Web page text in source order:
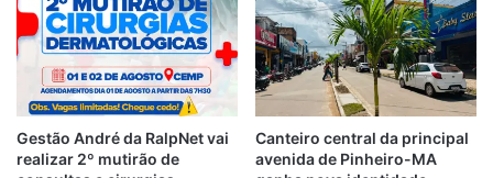
oficializa chapa de
Luciano Genésio e
Ana Paula em
Pinheiro-MA
4 de setembro de 2020
Em "PINHEIRO-MA"
Gestão André da RalpNet vai
realizar 2º mutirão de
Canteiro central da principal
avenida de Pinheiro-MA